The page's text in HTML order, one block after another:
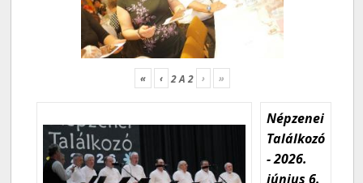
« ‹ 2A2 › »
Népzenei
Találkozó
- 2026.
június 6.